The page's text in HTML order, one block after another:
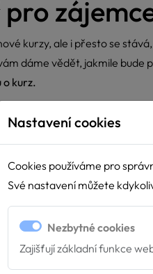
kurzy, ale i přesto se
dáme vědět, jakmile bude
kurz.
Jméno
Plemeno
Nastavení cookies
Cookies používáme pro
Své nastavení můžete
Nezbytné cookies
Zajišťují základní funkce